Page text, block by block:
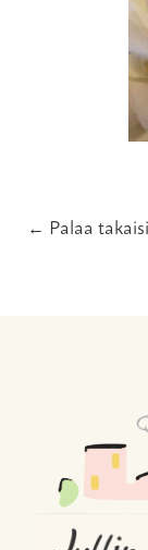
← Palaa